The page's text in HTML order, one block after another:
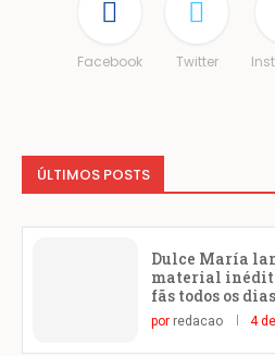
Facebook Twitter
ÚLTIMOS POSTS
Dulce María
material inédito
fãs todos os
por redacao 4